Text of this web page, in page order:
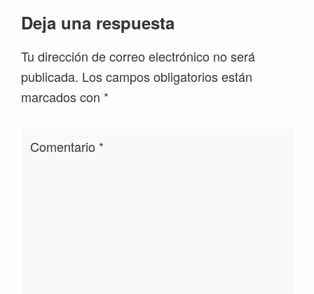
Deja una respuesta
Tu dirección de correo electrónico no será
publicada. Los campos obligatorios están
marcados con *